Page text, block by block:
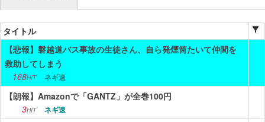
VIP
ニュース
エンタメ
スポーツ
タイトル
【悲報】磐越道バス事故の生徒さん、自ら発煙筒たいて仲間を
救助してしまう
168HIT ネギ速
【朗報】Amazonで「GANTZ」が全巻100円
3HIT ネギ速